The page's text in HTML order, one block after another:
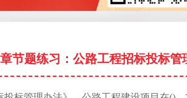
节题练习：公路工程招标投标管